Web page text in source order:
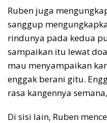
Ruben juga
sanggup
rindunya pada kedua
sampaikan itu lewat
mau menyampaikan
enggak berani gitu.
rasa kangennya
Di sisi lain, Ruben